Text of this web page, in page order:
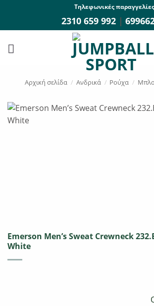
περιεχόμενο
Τηλεφωνικές παραγγελίες
2310 659 992 |
Αρχική σελίδα / Ανδρικά / Ρούχα /
Emerson Men’s Sweat Crewneck
White